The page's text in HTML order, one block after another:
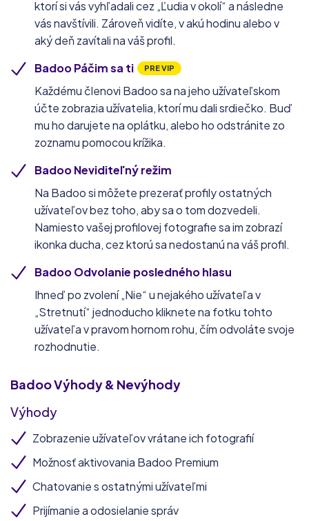
ktorí si vás vyhľadali cez „Ľudia v okolí“ a následne
vás navštívili. Zároveň vidíte, v akú hodinu alebo v
aký deň zavítali na váš profil.
Badoo Páčim sa ti
PRE VIP
Každému členovi Badoo sa na jeho užívateľskom
účte zobrazia užívatelia, ktorí mu dali srdiečko. Buď
mu ho darujete na oplátku, alebo ho odstránite zo
zoznamu pomocou krížika.
Badoo Neviditeľný režim
Na Badoo si môžete prezerať profily ostatných
užívateľov bez toho, aby sa o tom dozvedeli.
Namiesto vašej profilovej fotografie sa im zobrazí
ikonka ducha, cez ktorú sa nedostanú na váš profil.
Badoo Odvolanie posledného hlasu
Ihneď po zvolení „Nie“ u nejakého užívateľa v
„Stretnutí“ jednoducho kliknete na fotku tohto
užívateľa v pravom hornom rohu, čím odvoláte svoje
rozhodnutie.
BadooVýhody & Nevýhody
Výhody
Zobrazenie užívateľov vrátane ich fotografií
Možnosť aktivovania Badoo Premium
Chatovanie s ostatnými užívateľmi
Prijímanie a odosielanie správ